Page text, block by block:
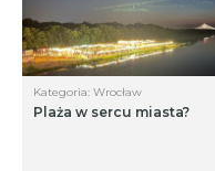
Kategoria: Wrocław
Plaża w sercu miasta?